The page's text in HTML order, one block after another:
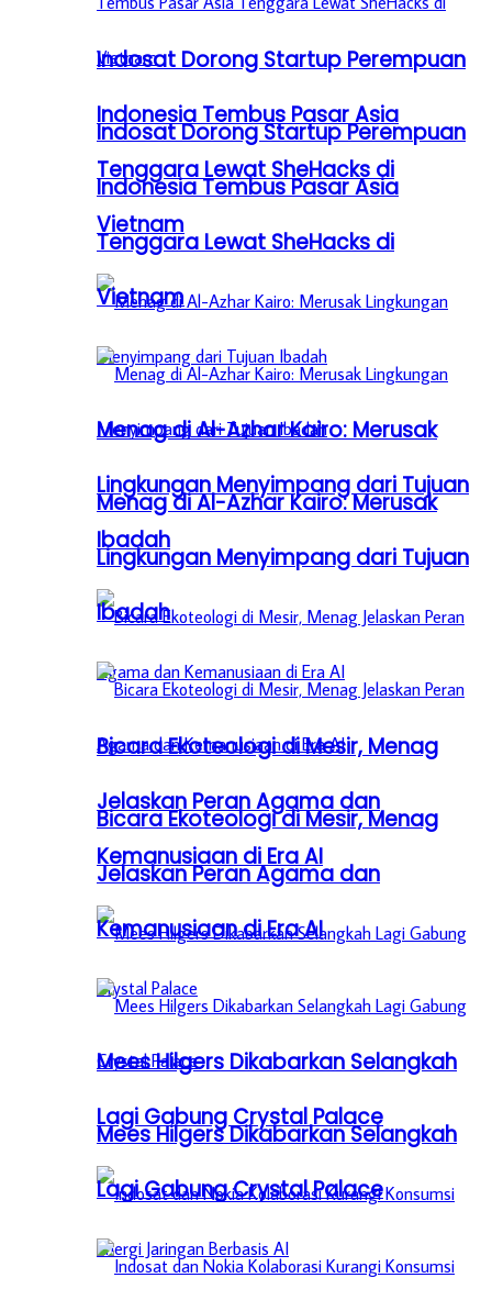
Indosat Dorong Startup Perempuan
Indonesia Tembus Pasar Asia
Tenggara Lewat SheHacks di
Vietnam
Menag di Al-Azhar Kairo: Merusak
Lingkungan Menyimpang dari Tujuan
Ibadah
Bicara Ekoteologi di Mesir, Menag
Jelaskan Peran Agama dan
Kemanusiaan di Era AI
Mees Hilgers Dikabarkan Selangkah
Lagi Gabung Crystal Palace
Indosat Dorong Startup Perempuan
Indonesia Tembus Pasar Asia
Tenggara Lewat SheHacks di
Vietnam
Menag di Al-Azhar Kairo: Merusak
Lingkungan Menyimpang dari Tujuan
Ibadah
Bicara Ekoteologi di Mesir, Menag
Jelaskan Peran Agama dan
Kemanusiaan di Era AI
Mees Hilgers Dikabarkan Selangkah
Lagi Gabung Crystal Palace